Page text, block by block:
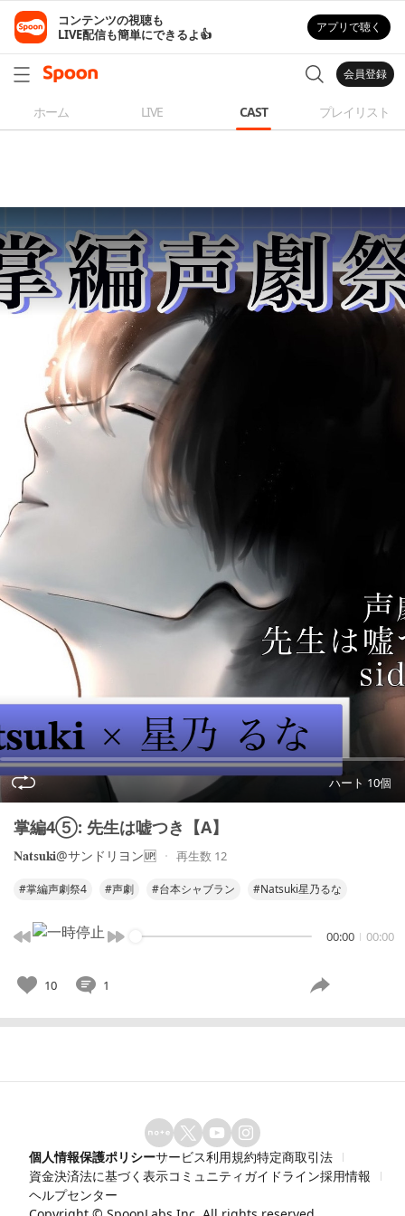
コンテンツの視聴も
LIVE配信も簡単にできるよ👍
アプリで聴く
会員登録
ホーム LIVE CAST プレイリスト
ハート 10個
掌編4⑤: 先生は嘘つき【A】
𝐍𝐚𝐭𝐬𝐮𝐤𝐢@サンドリヨン🆙 再生数 12
#掌編声劇祭4 #声劇 #台本シャブラン #Natsuki星乃るな
00:00 00:00
10 1
個人情報保護ポリシーサービス利用規約特定商取引法
資金決済法に基づく表示コミュニティガイドライン採用情報
ヘルプセンター